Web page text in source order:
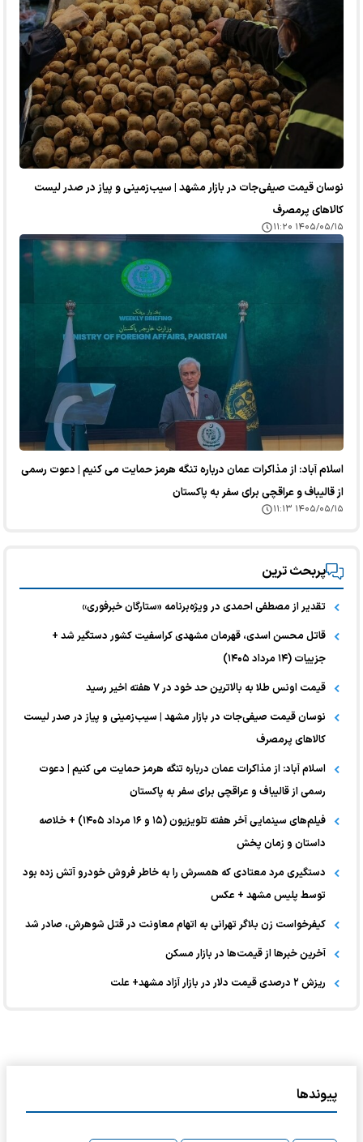
نوسان قیمت صیفی‌جات در بازار مشهد | سیب‌زمینی و پیاز در صدر لیست
کالا‌های پرمصرف
۱۴۰۵/۰۵/۱۵ ۱۱:۲۰
اسلام آباد: از مذاکرات عمان درباره تنگه هرمز حمایت می کنیم | دعوت رسمی
از قالیباف و عراقچی برای سفر به پاکستان
۱۴۰۵/۰۵/۱۵ ۱۱:۱۳
پربحث ترین
تقدیر از مصطفی احمدی در ویژه‌برنامه «ستارگان خبرفوری»
قاتل محسن اسدی، قهرمان مشهدی کراسفیت کشور دستگیر شد +
جزییات (۱۴ مرداد ۱۴۰۵)
قیمت اونس طلا به بالاترین حد خود در ۷ هفته اخیر رسید
نوسان قیمت صیفی‌جات در بازار مشهد | سیب‌زمینی و پیاز در صدر لیست
کالا‌های پرمصرف
اسلام آباد: از مذاکرات عمان درباره تنگه هرمز حمایت می کنیم | دعوت
رسمی از قالیباف و عراقچی برای سفر به پاکستان
فیلم‌های سینمایی آخر هفته تلویزیون (۱۵ و ۱۶ مرداد ۱۴۰۵) + خلاصه
داستان و زمان پخش
دستگیری مرد معتادی که همسرش را به خاطر فروش خودرو آتش زده بود
توسط پلیس مشهد + عکس
کیفرخواست زن بلاگر تهرانی به اتهام معاونت در قتل شوهرش، صادر شد
آخرین خبر‌ها از قیمت‌ها در بازار مسکن
ریزش ۲ درصدی قیمت دلار در بازار آزاد مشهد+ علت
پیوندها